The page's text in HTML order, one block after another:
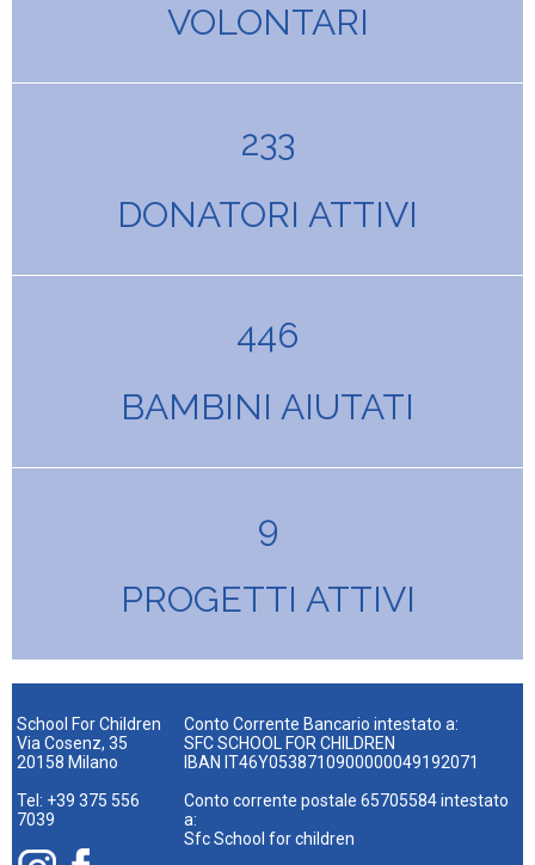
VOLONTARI
233
DONATORI ATTIVI
446
BAMBINI AIUTATI
9
PROGETTI ATTIVI
School For Children
Via Cosenz, 35
20158 Milano
Tel: +39 375 556
7039
Conto Corrente Bancario intestato a:
SFC SCHOOL FOR CHILDREN
IBAN IT46Y0538710900000049192071
Conto corrente postale 65705584 intestato
a:
Sfc School for children